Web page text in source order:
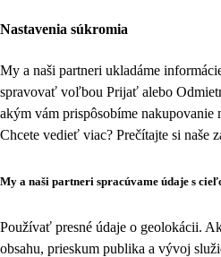
Nastavenia súkromia
My a naši partneri ukladáme
spravovať voľbou Prijať alebo
akým vám prispôsobíme nakupovanie
Chcete vedieť viac? Prečítajte si naše
My a naši partneri spracúvame údaje s
Používať presné údaje o geolokácii.
obsahu, prieskum publika a vývoj